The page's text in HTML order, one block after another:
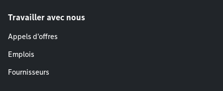
Travailler avec nous
Appels d'offres
Emplois
Fournisseurs